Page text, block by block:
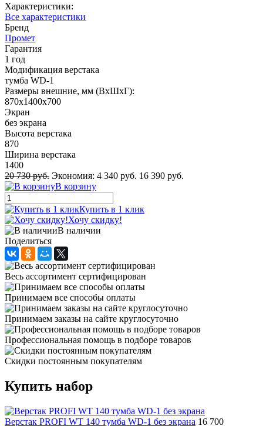
Характеристики:
Все характеристики
Бренд
Промет
Гарантия
1 год
Модификация верстака
тумба WD-1
Размеры внешние, мм (ВхШхГ):
870x1400x700
Экран
без экрана
Высота верстака
870
Ширина верстака
1400
20 730 руб. Экономия: 4 340 руб. 16 390 руб.
В корзину
Купить в 1 клик
Хочу скидку!
В наличии
Поделиться
Весь ассортимент сертифицирован
Принимаем все способы оплаты
Принимаем заказы на сайте круглосуточно
Профессиональная помощь в подборе товаров
Скидки постоянным покупателям
Купить набор
Верстак PROFI WT 140 тумба WD-1 без экрана 16 700